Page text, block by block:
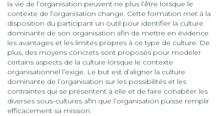
la vie de l’organisation peuvent ne plus l’être lorsque le
contexte de l’organisation change. Cette formation met à la
disposition du participant un outil pour identifier la culture
dominante de son organisation afin de mettre en évidence
les avantages et les limites propres à ce type de culture. De
plus, des moyens concrets sont proposés pour modeler
certains aspects de la culture lorsque le contexte
organisationnel l’exige. Le but est d’aligner la culture
dominante de l’organisation sur les possibilités et les
contraintes qui se présentent à elle et de faire cohabiter les
diverses sous-cultures afin que l’organisation puisse remplir
efficacement sa mission.